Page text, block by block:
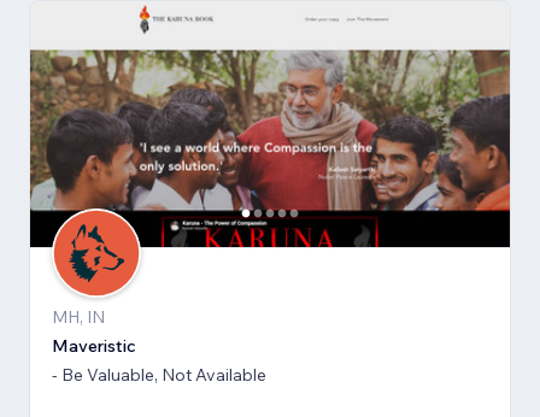
MH, IN
Maveristic
- Be Valuable, Not Available